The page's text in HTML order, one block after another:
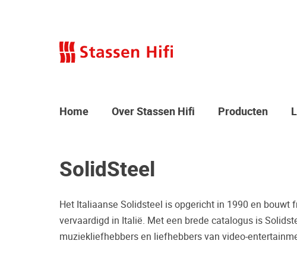
Home Over Stassen Hifi Producten
SolidSteel
Het Italiaanse Solidsteel is opgericht in 1990 en
vervaardigd in Italië. Met een brede catalogus is
muziekliefhebbers en liefhebbers van video-